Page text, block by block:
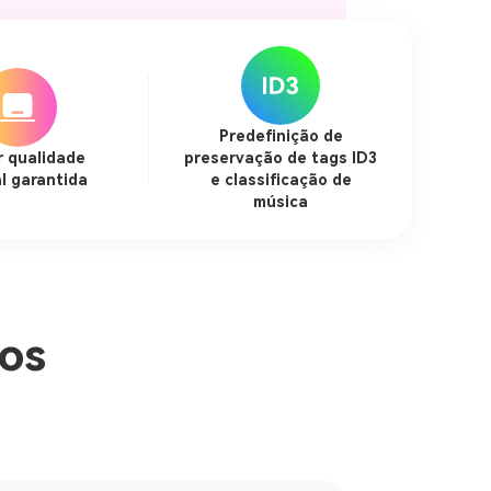
qualidade
garantida
Predefinição de
preservação de tags ID3
e classificação de
música